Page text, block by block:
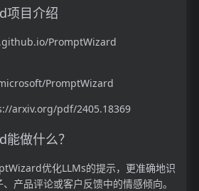
项目介绍
PromptWizard
PromptWizard
arxiv.org/pdf/2405.18369
做什么？
优化LLMs的提示，更准确地识
产品评论或客户反馈中的情感倾向。